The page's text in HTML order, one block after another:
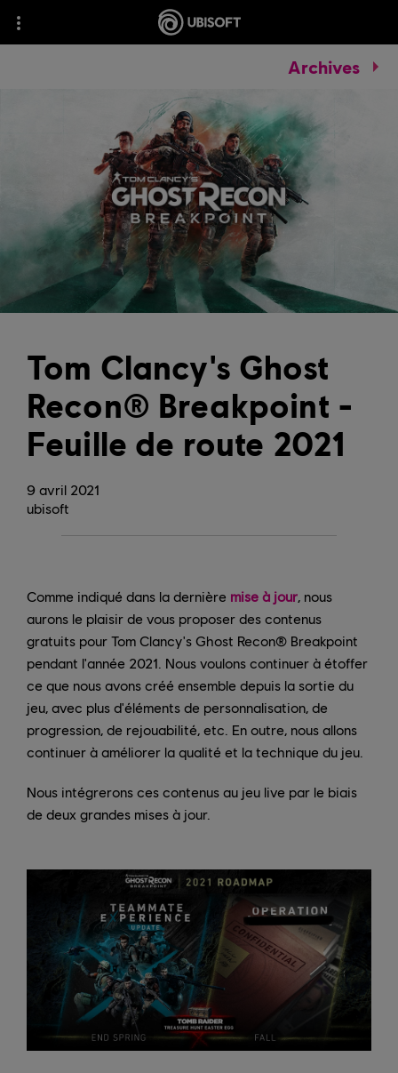
Archives
9 avril 2021
Tom Clancy's Ghost
Recon® Breakpoint -
Feuille de route 2021
ubisoft
Comme indiqué dans la dernière mise à jour, nous
aurons le plaisir de vous proposer des contenus
gratuits pour Tom Clancy's Ghost Recon® Breakpoint
pendant l'année 2021. Nous voulons continuer à étoffer
ce que nous avons créé ensemble depuis la sortie du
jeu, avec plus d'éléments de personnalisation, de
progression, de rejouabilité, etc. En outre, nous allons
continuer à améliorer la qualité et la technique du jeu.
Nous intégrerons ces contenus au jeu live par le biais
de deux grandes mises à jour.